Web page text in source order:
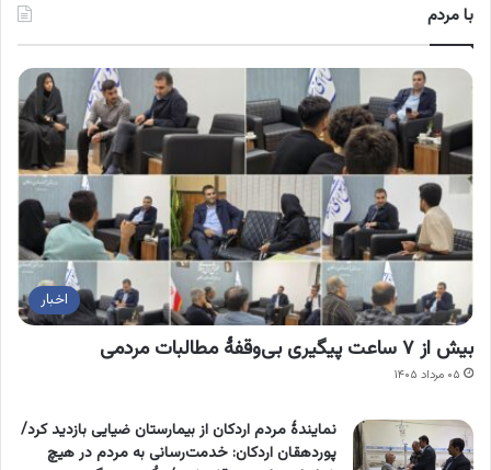
با مردم
اخبار
بیش از ۷ ساعت پیگیری بی‌وقفۀ مطالبات مردمی
۰۵ مرداد ۱۴۰۵
نمایندۀ مردم اردکان از بیمارستان ضیایی بازدید کرد/
پوردهقان اردکان: خدمت‌رسانی به مردم در هیچ